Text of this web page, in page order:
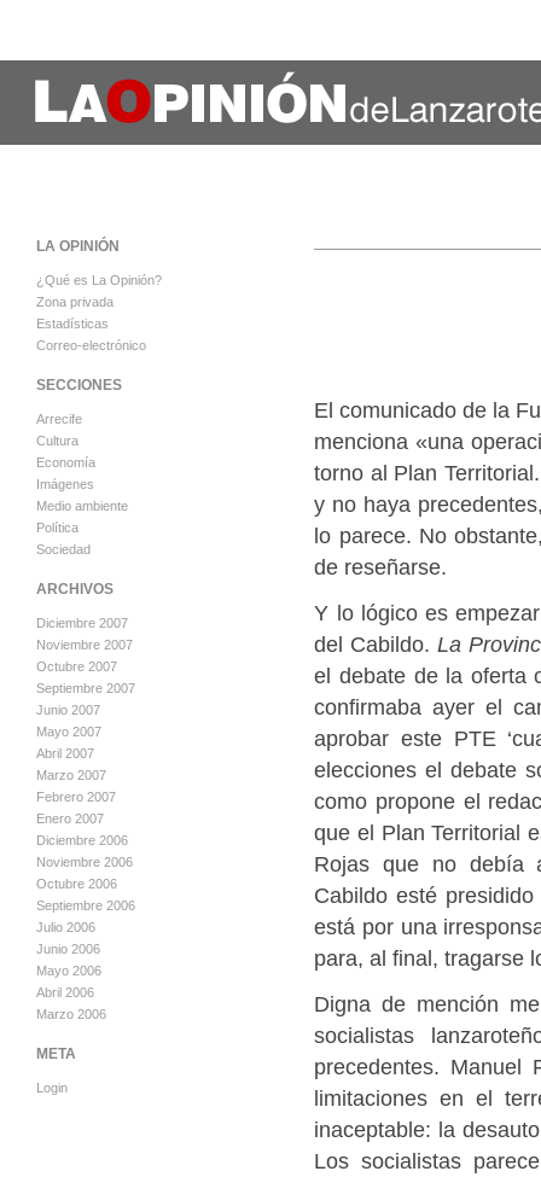
El comunicado de la
menciona «una
torno al Plan
y no haya
lo parece. No
de reseñarse.
Y lo lógico es
del Cabildo.La
el debate de la oferta
confirmaba ayer el
aprobar este PTE
elecciones el debate
como propone el
que el Plan Territorial
Rojas que no debía
Cabildo esté
está por una
para, al final, tragarse
Digna de mención
socialistas
precedentes.
limitaciones en el
inaceptable: la
Los socialistas
LA OPINIÓN
¿Qué es La Opinión?
Zona privada
Estadísticas
Correo-electrónico
SECCIONES
Arrecife
Cultura
Economía
Imágenes
Medio ambiente
Política
Sociedad
ARCHIVOS
Diciembre 2007
Noviembre 2007
Octubre 2007
Septiembre 2007
Junio 2007
Mayo 2007
Abril 2007
Marzo 2007
Febrero 2007
Enero 2007
Diciembre 2006
Noviembre 2006
Octubre 2006
Septiembre 2006
Julio 2006
Junio 2006
Mayo 2006
Abril 2006
Marzo 2006
META
Login